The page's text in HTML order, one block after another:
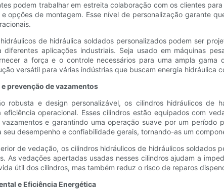
podem trabalhar em estreita colaboração com os clientes
opções de montagem. Esse nível de personalização garante
de hidráulica soldados personalizados podem ser
diferentes aplicações industriais. Seja usado em máquinas
a força e o controle necessários para uma ampla
versátil para várias indústrias que buscam energia hidráulica
prevenção de vazamentos
robusta e design personalizável, os cilindros hidráulicos
eficiência operacional. Esses cilindros estão equipados com
e garantindo uma operação suave por um
seu desempenho e confiabilidade gerais, tornando-as um
de vedação, os cilindros hidráulicos de hidráulicos
As vedações apertadas usadas nesses cilindros ajudam a
útil dos cilindros, mas também reduz o risco de reparos
e Eficiência Energética